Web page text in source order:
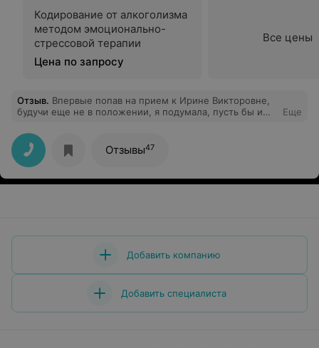
Кодирование от алкоголизма
методом эмоционально-
стрессовой терапии
Цена по запросу
Все цены
Отзыв. Впервые попав на прием к Ирине Викторовне,
будучи еще не в положении, я подумала, пусть бы и
она. Так и получилось, я безгранично рада этому, что
была в руках именно у такого врача, чуткая,
внимательная, не упустит ни одной детали! Спасибо
большое, за вашу работу. Как жаль, что мало именно
таких врачей. Именно к такому врачу хочется
Еще
Отзывы47
Добавить компанию
Добавить специалиста